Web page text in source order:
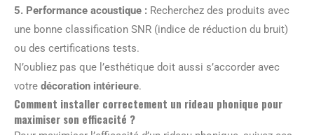
5. Performance acoustique : Recherchez des produits avec
une bonne classification SNR (indice de réduction du bruit)
ou des certifications tests.
N’oubliez pas que l’esthétique doit aussi s’accorder avec
votre décoration intérieure.
Comment installer correctement un rideau phonique pour
maximiser son efficacité ?